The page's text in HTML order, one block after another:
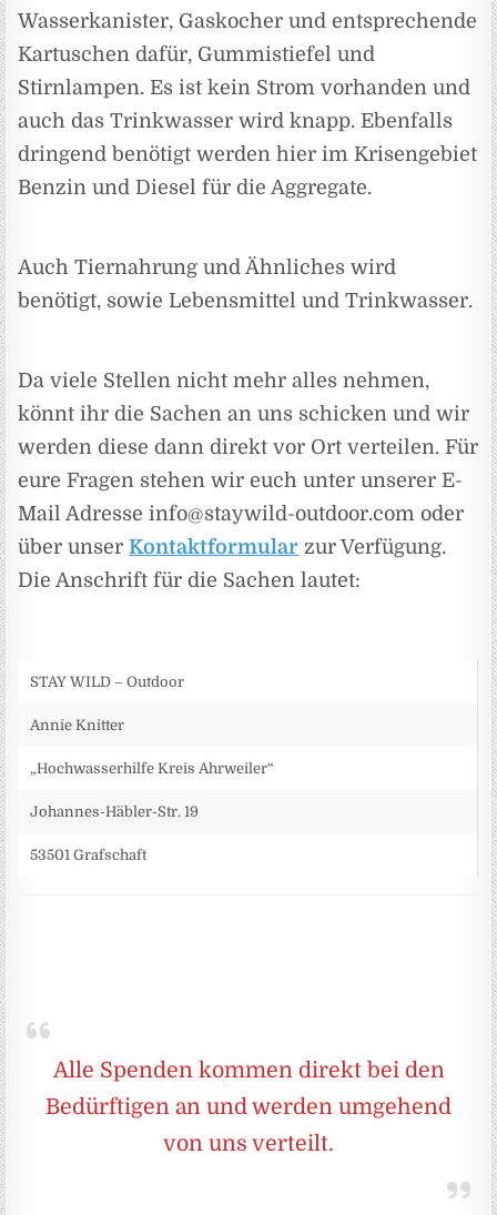
Wasserkanister, Gaskocher und entsprechende
Kartuschen dafür, Gummistiefel und
Stirnlampen. Es ist kein Strom vorhanden und
auch das Trinkwasser wird knapp. Ebenfalls
dringend benötigt werden hier im Krisengebiet
Benzin und Diesel für die Aggregate.
Auch Tiernahrung und Ähnliches wird
benötigt, sowie Lebensmittel und Trinkwasser.
Da viele Stellen nicht mehr alles nehmen,
könnt ihr die Sachen an uns schicken und wir
werden diese dann direkt vor Ort verteilen. Für
eure Fragen stehen wir euch unter unserer E-
Mail Adresse info@staywild-outdoor.com oder
über unserKontaktformular zur Verfügung.
Die Anschrift für die Sachen lautet:
STAY WILD – Outdoor
Annie Knitter
„Hochwasserhilfe Kreis Ahrweiler“
Johannes-Häbler-Str. 19
53501 Grafschaft
Alle Spenden kommen direkt bei den
Bedürftigen an und werden umgehend
von uns verteilt.